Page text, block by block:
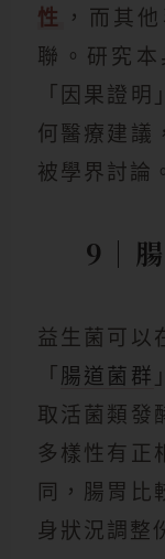
性
，而其
聯。研究
「因果證
何醫療建議
被學界討論。
9｜
益生菌可以
「 腸道菌群
取活菌類發
多樣性有正
同，腸胃比
身狀況調整